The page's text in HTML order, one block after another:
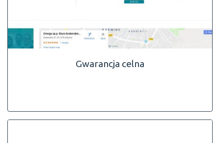
Gwarancja celna